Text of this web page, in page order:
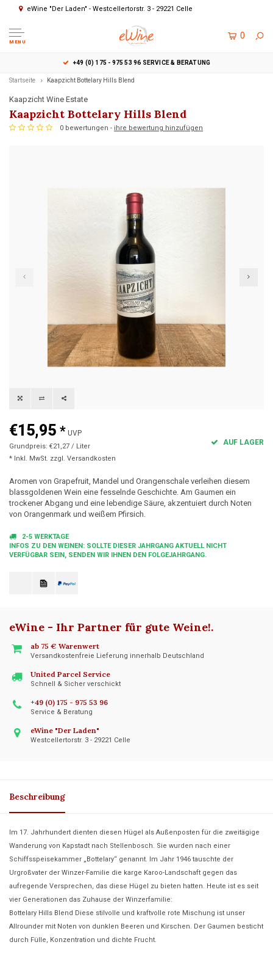
eWine "Der Laden" - Westcellertorstr. 3 - 29221 Celle
MENU
0
+49 (0) 175 - 975 53 96 SERVICE & BERATUNG
Startseite Kaapzicht Bottelary Hills Blend
Kaapzicht Wine Estate
Kaapzicht Bottelary Hills Blend
0 bewertungen - ihre bewertung hinzufügen
€15,95 * UVP
Grundpreis: €21,27 / Liter
* Inkl. MwSt. zzgl. Versandkosten
AUF LAGER
Aromen von Grapefruit, Mandel und Orangenschale verleihen diesem
blassgoldenen Wein eine fesselnde Geschichte. Am Gaumen ein
trockener Abgang und eine lebendige Säure, akzentuiert durch Noten
von Orangenmark und weißem Pfirsich.
2-5 WERKTAGE
INFOS ZU DEN WEINEN: SOLLTE DIESER JAHRGANG AKTUELL NICHT
VERFÜGBAR SEIN, SENDEN WIR IHNEN DEN FOLGEJAHRGANG.
eWine - Ihr Partner für gute Weine!.
ab 75 € Warenwert
Versandkostenfreie Lieferung innerhalb Deutschland
United Parcel Service
Schnell & Sicher verschickt
+49 (0) 175 - 975 53 96
Service & Beratung
eWine "Der Laden"
Westcellertorstr. 3 - 29221 Celle
Beschreibung
Im 17. Jahrhundert dienten diesen Hügel als Außenposten für die zweitägige
Wanderung von Kapstadt nach Stellenbosch. Sie wurden nach einer
Schiffsspeisekammer „Bottelary“ genannt. Im Jahr 1946 tauschte der
Urgroßvater der Winzer-Familie die karge Karoo-Landschaft gegen das
aufregende Versprechen, das diese Hügel zu bieten hatten. Heute ist es seit
vier Generationen das Zuhause der Winzerfamilie:
Bottelary Hills Blend Diese stilvolle und kraftvolle rote Mischung ist unser
Allrounder mit Noten von dunklen Beeren und Kirschen. Der Gaumen besticht
durch Fülle, Konzentration und dichte Frucht.